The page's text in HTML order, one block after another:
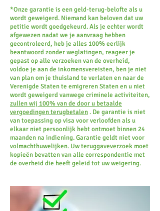
*Onze garantie is een geld-terug-belofte als u
wordt geweigerd. Niemand kan beloven dat uw
petitie wordt goedgekeurd. Als je echter wordt
afgewezen nadat we je aanvraag hebben
gecontroleerd, heb je alles 100% eerlijk
beantwoord zonder weglatingen, reageer je
gepast op alle verzoeken van de overheid,
voldoe je aan de inkomensvereisten, ben je niet
van plan om je thuisland te verlaten en naar de
Verenigde Staten te emigreren Staten en u niet
wordt geweigerd vanwege criminele activiteiten,
zullen wij 100% van de door u betaalde
vergoedingen terugbetalen. De garantie is niet
van toepassing op visa voor verloofden als u
elkaar niet persoonlijk hebt ontmoet binnen 24
maanden na indiening. Garantie geldt niet voor
volmachthuwelijken. Uw teruggaveverzoek moet
kopieën bevatten van alle correspondentie met
de overheid die heeft geleid tot uw weigering.